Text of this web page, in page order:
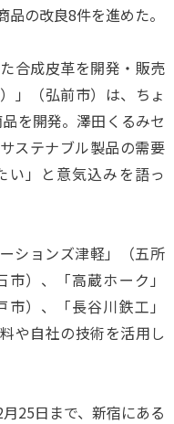
の改良8件を進めた。
合成皮革を開発・販売
」（弘前市）は、ちょ
を開発。澤田くるみセ
ステナブル製品の需要
い」と意気込みを語っ
ションズ津軽」（五所
）、「高蔵ホーク」
市）、「長谷川鉄工」
や自社の技術を活用し
25日まで、新宿にある